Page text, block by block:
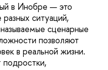
в Инобре — это
ситуаций,
сценарные
позволяют
в реальной жизни.
подростки,